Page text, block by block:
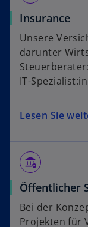
Insurance
Unsere
darunter
IT-
Lesen Sie
assured_workload
Öffentlicher
Bei der
Projekten für